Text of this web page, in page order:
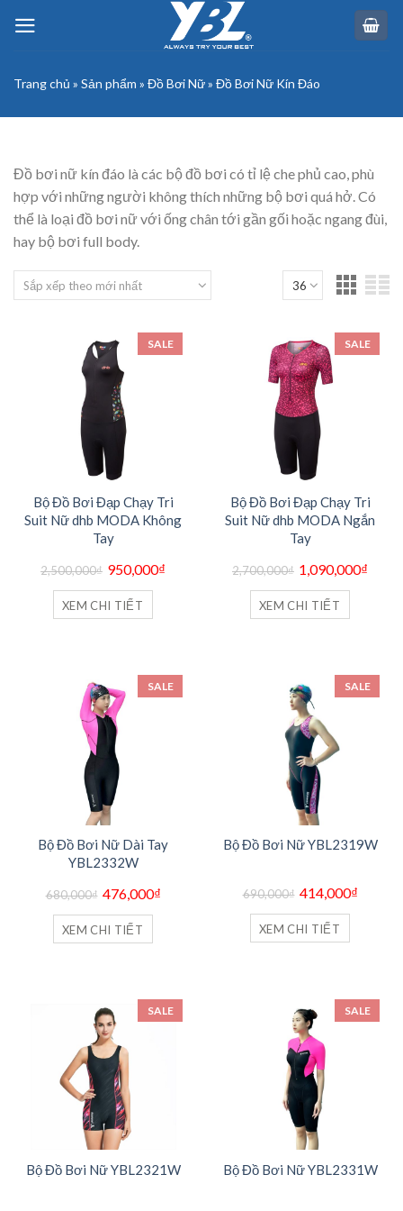
Trang chủ » Sản phẩm » Đồ Bơi Nữ» Đồ Bơi Nữ Kín Đáo
Đồ bơi nữ kín đáo là các bộ đồ bơi có tỉ lệ che phủ cao, phù
hợp với những người không thích những bộ bơi quá hở. Có
thể là loại đồ bơi nữ với ống chân tới gần gối hoặc ngang đùi,
hay bộ bơi full body.
SALE
Bộ Đồ Bơi Đạp Chạy Tri
Suit Nữ dhb MODA Không
Tay
2,500,000₫
Giá
gốc
là:
2,500,000₫.
950,000₫
XEM CHI TIẾT
SALE
Bộ Đồ Bơi Đạp Chạy Tri
Suit Nữ dhb MODA Ngắn
Tay
2,700,000₫
Giá
gốc
là:
2,700,000₫.
1,090,000₫
XEM CHI TIẾT
SALE
Bộ Đồ Bơi Nữ Dài Tay
YBL2332W
680,000₫
Giá
gốc
là:
680,000₫.
476,000₫Giá
hiện
XEM CHI TIẾT
SALE
Bộ Đồ Bơi Nữ YBL2319W
690,000₫
Giá
gốc
là:
690,000₫.
414,000₫Giá
hiện
XEM CHI TIẾT
SALE
Bộ Đồ Bơi Nữ YBL2321W
SALE
Bộ Đồ Bơi Nữ YBL2331W